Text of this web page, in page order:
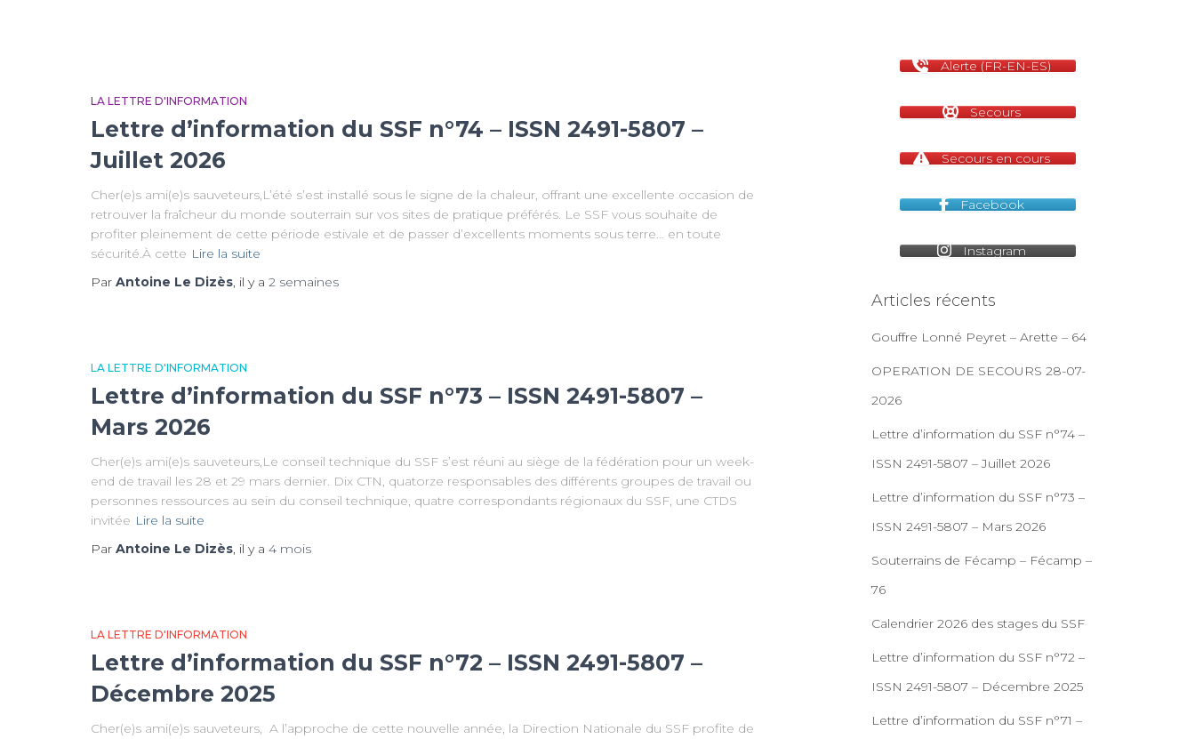
LA LETTRE D'INFORMATION
Lettre d’information du SSF n°74 – ISSN 2491-5807 –
Juillet 2026
Cher(e)s ami(e)s sauveteurs,L’été s’est installé sous le signe de la chaleur, offrant une excellente occasion de
retrouver la fraîcheur du monde souterrain sur vos sites de pratique préférés. Le SSF vous souhaite de
profiter pleinement de cette période estivale et de passer d’excellents moments sous terre… en toute
sécurité.À cette Lire la suite
Par Antoine Le Dizès, il y a 2 semaines
LA LETTRE D'INFORMATION
Lettre d’information du SSF n°73 – ISSN 2491-5807 –
Mars 2026
Cher(e)s ami(e)s sauveteurs,Le conseil technique du SSF s’est réuni au siège de la fédération pour un week-
end de travail les 28 et 29 mars dernier. Dix CTN, quatorze responsables des différents groupes de travail ou
personnes ressources au sein du conseil technique, quatre correspondants régionaux du SSF, une CTDS
invitée Lire la suite
Par Antoine Le Dizès, il y a 4 mois
LA LETTRE D'INFORMATION
Lettre d’information du SSF n°72 – ISSN 2491-5807 –
Décembre 2025
Cher(e)s ami(e)s sauveteurs, A l’approche de cette nouvelle année, la Direction Nationale du SSF profite de
Alerte (FR-EN-ES)
Secours
Secours en cours
Facebook
Instagram
Articles récents
Gouffre Lonné Peyret – Arette – 64
OPERATION DE SECOURS 28-07-
2026
Lettre d’information du SSF n°74 –
ISSN 2491-5807 – Juillet 2026
Lettre d’information du SSF n°73 –
ISSN 2491-5807 – Mars 2026
Souterrains de Fécamp – Fécamp –
76
Calendrier 2026 des stages du SSF
Lettre d’information du SSF n°72 –
ISSN 2491-5807 – Décembre 2025
Lettre d’information du SSF n°71 –